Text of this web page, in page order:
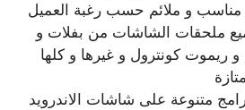
مناسب و ملائم حسب رغبة العميل
ملحقات الشاشات من بفلات و
ريموت كونترول و غيرها و كلها
متنوعة على شاشات الاندرويد